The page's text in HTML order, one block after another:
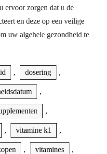
ervoor zorgen dat u de
en deze op een veilige
uw algehele gezondheid te
, dosering ,
,
,
, vitamine k1 ,
, vitamines ,